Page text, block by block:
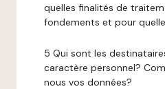
quelles finalités de
fondements et pour
5 Qui sont les
caractère personnel?
nous vos données?